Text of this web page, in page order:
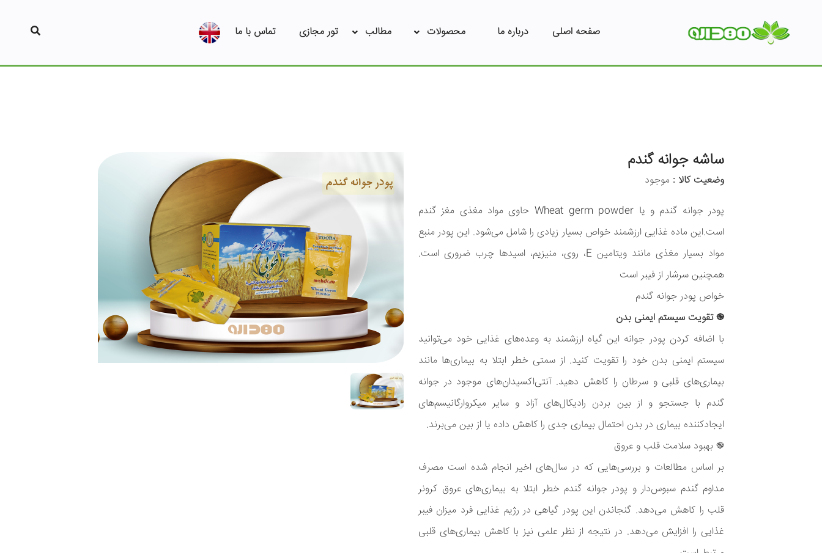
صفحه اصلی درباره ما محصولات مطالب تور مجازی تماس با ما
ساشه جوانه گندم
وضعیت کالا : موجود
پودر جوانه گندم و یا Wheat germ powder حاوی مواد مغذی مغز گندم
است.این ماده غذایی ارزشمند خواص بسیار زیادی را شامل می‌شود. این پودر منبع
مواد بسیار مغذی مانند ویتامین E، روی، منیزیم، اسیدها چرب ضروری است.
همچنین سرشار از فیبر است
خواص پودر جوانه گندم
֎ تقویت سیستم ایمنی بدن
با اضافه کردن پودر جوانه این گیاه ارزشمند به وعده‌های غذایی خود می‌توانید
سیستم ایمنی بدن خود را تقویت کنید. از سمتی خطر ابتلا به بیماری‌ها مانند
بیماری‌های قلبی و سرطان را کاهش دهید. آنتی‌اکسیدان‌های موجود در جوانه
گندم با جستجو و از بین بردن رادیکال‌های آزاد و سایر میکروارگانیسم‌های
ایجاد‌کننده بیماری در بدن احتمال بیماری جدی را کاهش داده یا از بین می‌برند.
֎ بهبود سلامت قلب و عروق
بر اساس مطالعات و بررسی‌هایی که در سال‌های اخیر انجام شده است مصرف
مداوم گندم سبوس‌دار و پودر جوانه گندم خطر ابتلا به بیماری‌های عروق کرونر
قلب را کاهش می‌دهد. گنجاندن این پودر گیاهی در رژیم غذایی فرد میزان فیبر
غذایی را افزایش می‌دهد. در نتیجه از نظر علمی نیز با کاهش بیماری‌های قلبی